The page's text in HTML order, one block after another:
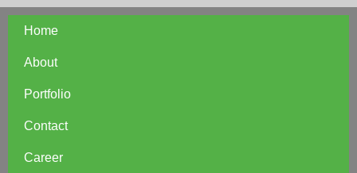
Home
About
Portfolio
Contact
Career